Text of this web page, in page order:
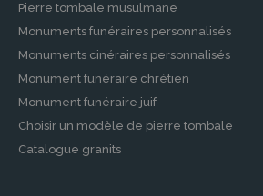
Pierre tombale musulmane
Monuments funéraires personnalisés
Monuments cinéraires personnalisés
Monument funéraire chrétien
Monument funéraire juif
Choisir un modèle de pierre tombale
Catalogue granits